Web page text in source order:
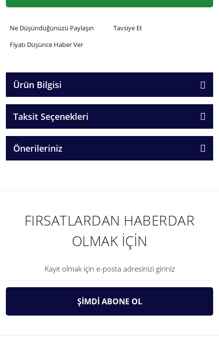
Ne Düşündüğünüzü Paylaşın
Tavsiye Et
Fiyatı Düşünce Haber Ver
Ürün Bilgisi
Taksit Seçenekleri
Önerileriniz
FIRSATLARDAN HABERDAR
OLMAK İÇİN
ŞİMDİ ABONE OL